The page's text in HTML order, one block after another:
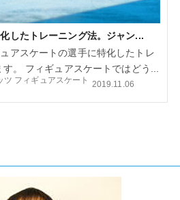
したトレーニング法。ジャン...
アスケートの選手に特化したトレ
。 フィギュアスケートではどう...
ツ フィギュアスケート 2019.11.06